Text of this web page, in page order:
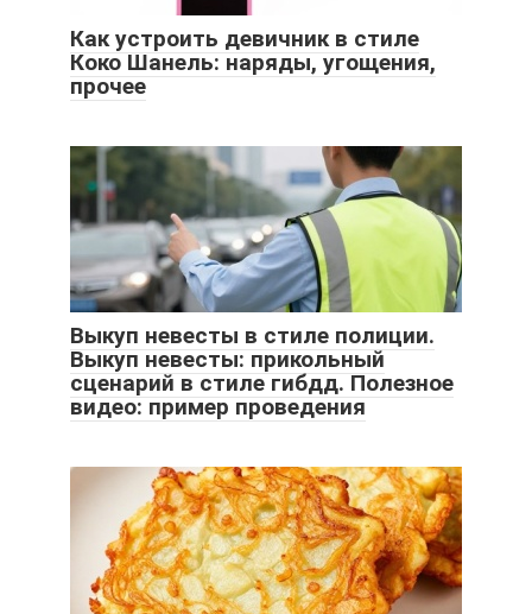
Как устроить девичник в стиле
Коко Шанель: наряды, угощения,
прочее
Выкуп невесты в стиле полиции.
Выкуп невесты: прикольный
сценарий в стиле гибдд. Полезное
видео: пример проведения